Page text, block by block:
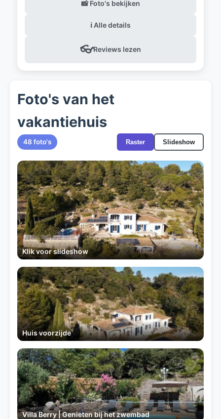
📸 Foto's bekijken
ℹ️ Alle details
👓Reviews lezen
Foto's van het
vakantiehuis
48 foto's Raster Slideshow
Klik voor slideshow
Huis voorzijde
Villa Berry | Genieten bij het zwembad